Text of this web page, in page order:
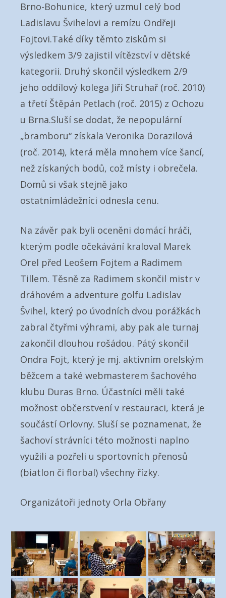
Brno-Bohunice, který uzmul celý bod
Ladislavu Švihelovi a remízu Ondřeji
Fojtovi.Také díky těmto ziskům si
výsledkem 3/9 zajistil vítězství v dětské
kategorii. Druhý skončil výsledkem 2/9
jeho oddílový kolega Jiří Struhař (roč. 2010)
a třetí Štěpán Petlach (roč. 2015) z Ochozu
u Brna.Sluší se dodat, že nepopulární
„bramboru“ získala Veronika Dorazilová
(roč. 2014), která měla mnohem více šancí,
než získaných bodů, což místy i obrečela.
Domů si však stejně jako
ostatnímládežníci odnesla cenu.
Na závěr pak byli oceněni domácí hráči,
kterým podle očekávání kraloval Marek
Orel před Leošem Fojtem a Radimem
Tillem. Těsně za Radimem skončil mistr v
dráhovém a adventure golfu Ladislav
Švihel, který po úvodních dvou porážkách
zabral čtyřmi výhrami, aby pak ale turnaj
zakončil dlouhou rošádou. Pátý skončil
Ondra Fojt, který je mj. aktivním orelským
běžcem a také webmasterem šachového
klubu Duras Brno. Účastníci měli také
možnost občerstvení v restauraci, která je
součástí Orlovny. Sluší se poznamenat, že
šachoví strávníci této možnosti naplno
využili a pozřeli u sportovních přenosů
(biatlon či florbal) všechny řízky.
Organizátoři jednoty Orla Obřany